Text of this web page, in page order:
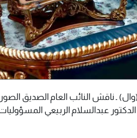
27 مارس 2025م (وال) ـ ناقش النائب العام
الدكتور عبدالسلام الربيعي